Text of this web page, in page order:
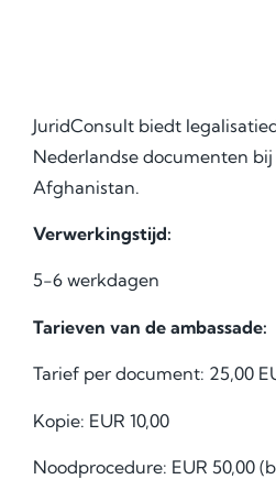
JuridConsult biedt
Nederlandse documenten
Afghanistan.
Verwerkingstijd:
5-6 werkdagen
Tarieven van de ambassade:
Tarief per document: 25,00
Kopie: EUR 10,00
Noodprocedure: EUR 50,00